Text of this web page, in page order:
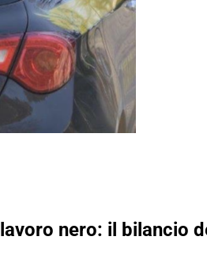
nero: il bilancio